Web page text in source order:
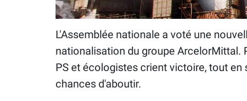
L'Assemblée nationale a voté une
nationalisation du groupe ArcelorMittal.
PS et écologistes crient victoire, tout en
chances d'aboutir.